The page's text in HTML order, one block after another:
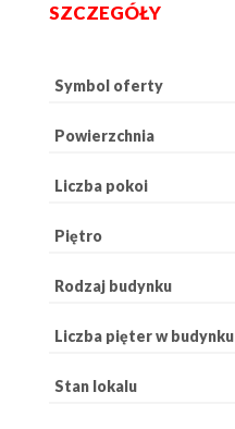
SZCZEGÓŁY
Symbol oferty
Powierzchnia
Liczba pokoi
Piętro
Rodzaj budynku
Liczba pięter w budynku
Stan lokalu